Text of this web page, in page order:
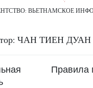
ВЬЕТНАМСКОЕ
ЧАН ТИЕН ДУАН
Правила